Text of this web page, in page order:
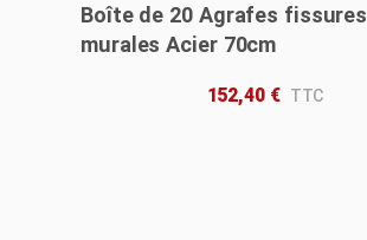
Boîte de 20 Agrafes fissures
murales Acier 70cm
152,40 €